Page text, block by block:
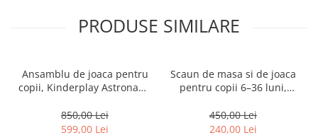
PRODUSE SIMILARE
Ansamblu de joaca pentru
copii, Kinderplay Astronaut,
baschet, poarta fotbal,
mingi incluse, verde
850,00 Lei
599,00 Lei
Scaun de masa si de joaca
pentru copii 6–36 luni,
tava detasabila, centura de
siguranta, roz
450,00 Lei
240,00 Lei